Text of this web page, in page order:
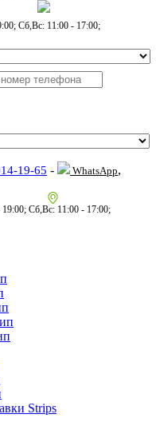
Сб,Вс: 11:00 - 17:00;
19-65 - WhatsApp,
Сб,Вс: 11:00 - 17:00;
Strips